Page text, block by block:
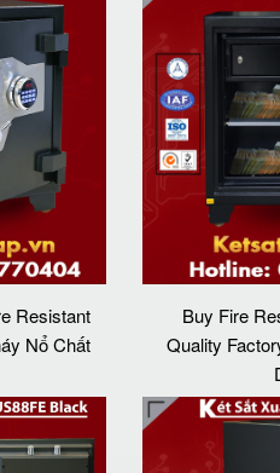
Resistant
Nổ Chất
Buy Fire
Quality